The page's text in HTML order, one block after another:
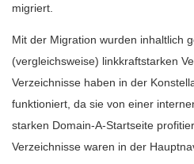
migriert.
Mit der Migration wurden inhaltlich
(vergleichsweise) linkkraftstarken
Verzeichnisse haben in der
funktioniert, da sie von einer
starken Domain-A-Startseite
Verzeichnisse waren in der